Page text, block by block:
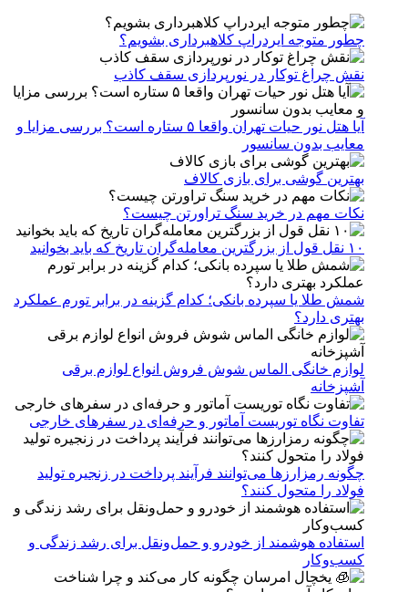
چطور متوجه ایردراپ کلاهبرداری بشویم؟
نقش چراغ توکار در نورپردازی سقف کاذب
آیا هتل نور حیات تهران واقعا ۵ ستاره است؟ بررسی مزایا و
معایب بدون سانسور
بهترین گوشی برای بازی کالاف
نکات مهم در خرید سنگ تراورتن چیست؟
۱۰ نقل قول از بزرگترین معامله‌گران تاریخ که باید بخوانید
شمش طلا یا سپرده بانکی؛ کدام گزینه در برابر تورم عملکرد
بهتری دارد؟
لوازم خانگی الماس شوش فروش انواع لوازم برقی
آشپزخانه
تفاوت نگاه توریست آماتور و حرفه‌ای در سفرهای خارجی
چگونه رمزارزها می‌توانند فرآیند پرداخت در زنجیره تولید
فولاد را متحول کنند؟
استفاده هوشمند از خودرو و حمل‌ونقل برای رشد زندگی و
کسب‌وکار